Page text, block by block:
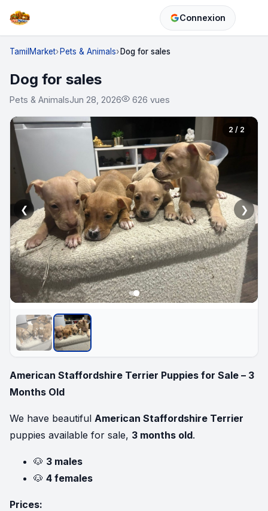
Connexion
TamilMarket Pets & Animals Dog for sales
Dog for sales
Pets & AnimalsJun 28, 2026 626 vues
❮ ❯
2 / 2
American Staffordshire Terrier Puppies for Sale – 3
Months Old
We have beautiful American Staffordshire Terrier
puppies available for sale, 3 months old.
🐶 3 males
🐶 4 females
Prices: